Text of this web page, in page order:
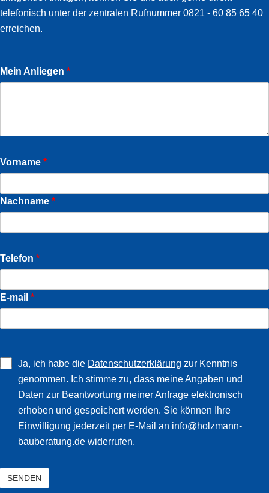
telefonisch unter der zentralen Rufnummer 0821 - 60 85 65 40
erreichen.
Mein Anliegen *
Vorname *
Nachname *
Telefon *
E-mail *
Ja, ich habe die Datenschutzerklärung zur Kenntnis
genommen. Ich stimme zu, dass meine Angaben und
Daten zur Beantwortung meiner Anfrage elektronisch
erhoben und gespeichert werden. Sie können Ihre
Einwilligung jederzeit per E-Mail an info@holzmann-
bauberatung.de widerrufen.